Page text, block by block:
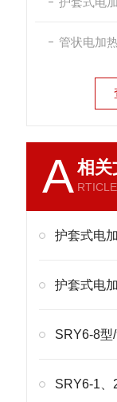
管状电加
A相关
护套式电
护套式电
SRY6-8型
SRY6-1、